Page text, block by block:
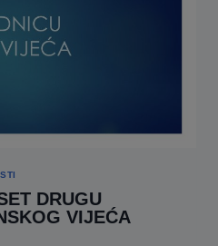
DRUGU
VIJEĆA